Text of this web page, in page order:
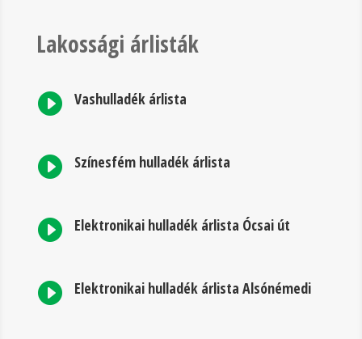
Lakossági árlisták
 Vashulladék árlista
 Színesfém hulladék árlista
 Elektronikai hulladék árlista Ócsai út
 Elektronikai hulladék árlista Alsónémedi